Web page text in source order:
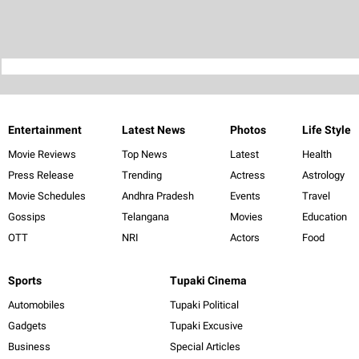
Entertainment
Movie Reviews
Press Release
Movie Schedules
Gossips
OTT
Latest News
Top News
Trending
Andhra Pradesh
Telangana
NRI
Photos
Latest
Actress
Events
Movies
Actors
Life Style
Health
Astrology
Travel
Education
Food
Sports
Automobiles
Gadgets
Business
Tupaki Cinema
Tupaki Political
Tupaki Excusive
Special Articles